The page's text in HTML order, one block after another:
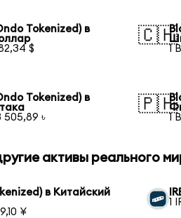
Tokenized) в
$
🇨🇭
1
Tokenized) в
505,89 ৳
🇵🇭
1
активы реального
в Китайский
¥
1